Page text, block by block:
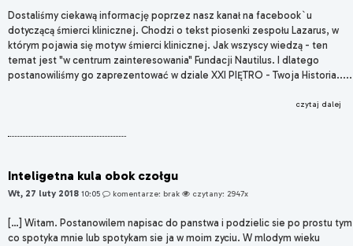
Dostaliśmy ciekawą informację poprzez nasz kanał na facebook`u
dotyczącą śmierci klinicznej. Chodzi o tekst piosenki zespołu Lazarus, w
którym pojawia się motyw śmierci klinicznej. Jak wszyscy wiedzą - ten
temat jest "w centrum zainteresowania" Fundacji Nautilus. I dlatego
postanowiliśmy go zaprezentować w dziale XXI PIĘTRO - Twoja Historia.​....
czytaj dalej
Inteligetna kula obok czołgu
Wt, 27 luty 2018 10:05 komentarze: brak czytany: 2947x
[…] Witam. Postanowilem napisac do panstwa i podzielic sie po prostu tym
co spotyka mnie lub spotykam sie ja w moim zyciu. W mlodym wieku